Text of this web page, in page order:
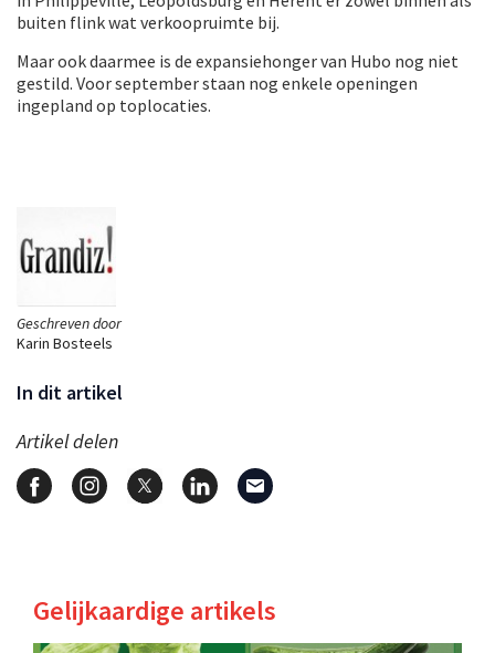
Geschreven door
Karin Bosteels
In dit artikel
Artikel delen
buiten flink wat verkoopruimte bij.
Maar ook daarmee is de expansiehonger van Hubo nog niet
gestild. Voor september staan nog enkele openingen
ingepland op toplocaties.
Gelijkaardige artikels